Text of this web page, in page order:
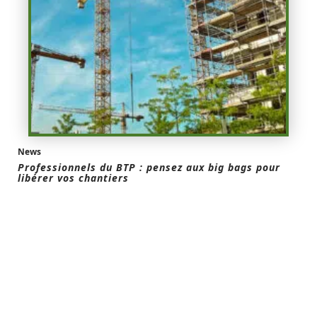
News
Professionnels du BTP : pensez aux big bags pour
libérer vos chantiers